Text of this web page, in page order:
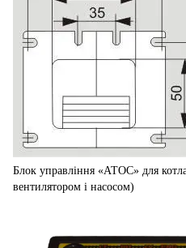
Блок управління «АТОС» для
вентилятором і насосом)